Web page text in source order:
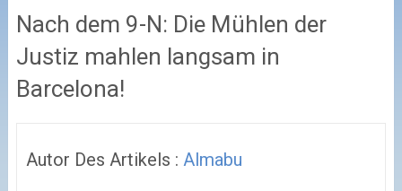
Nach dem 9-N: Die Mühlen der
Justiz mahlen langsam in
Barcelona!
Autor Des Artikels : Almabu